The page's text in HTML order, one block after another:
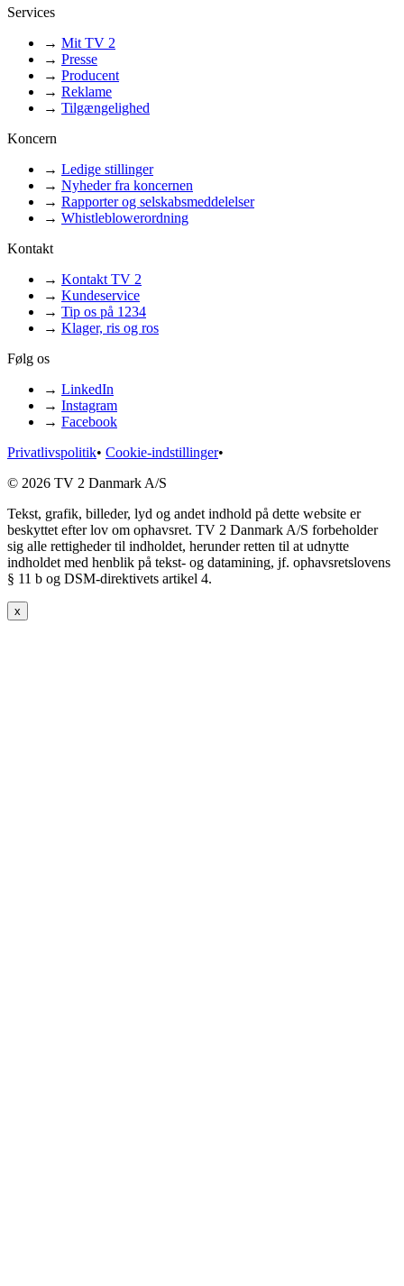
Services
→ Mit TV 2
→ Presse
→ Producent
→ Reklame
→ Tilgængelighed
Koncern
→ Ledige stillinger
→ Nyheder fra koncernen
→ Rapporter og selskabsmeddelelser
→ Whistleblowerordning
Kontakt
→ Kontakt TV 2
→ Kundeservice
→ Tip os på 1234
→ Klager, ris og ros
Følg os
→ LinkedIn
→ Instagram
→ Facebook
Privatlivspolitik• Cookie-indstillinger•
© 2026 TV 2 Danmark A/S
Tekst, grafik, billeder, lyd og andet indhold på dette website er
beskyttet efter lov om ophavsret. TV 2 Danmark A/S forbeholder
sig alle rettigheder til indholdet, herunder retten til at udnytte
indholdet med henblik på tekst- og datamining, jf. ophavsretslovens
§ 11 b og DSM-direktivets artikel 4.
x